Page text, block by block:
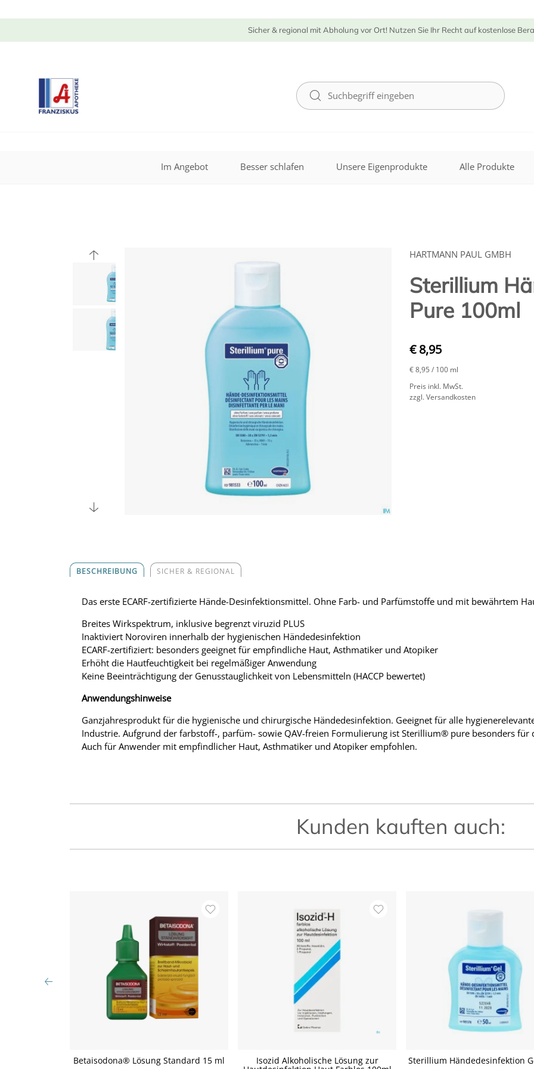
Sicher & regional mit Abholung vor Ort! Nutzen Sie Ihr Recht auf kostenlose
Im Angebot Besser schlafen Unsere Eigenprodukte Alle Produkte
HARTMANN PAUL GMBH
Sterillium
Pure 100ml
€ 8,95
€ 8,95 / 100 ml
Preis inkl. MwSt.
zzgl. Versandkosten
BESCHREIBUNG SICHER & REGIONAL
Das erste ECARF-zertifizierte Hände-Desinfektionsmittel. Ohne Farb- und Parfümstoffe und mit bewährtem
Breites Wirkspektrum, inklusive begrenzt viruzid PLUS
Inaktiviert Noroviren innerhalb der hygienischen Händedesinfektion
ECARF-zertifiziert: besonders geeignet für empfindliche Haut, Asthmatiker und Atopiker
Erhöht die Hautfeuchtigkeit bei regelmäßiger Anwendung
Keine Beeinträchtigung der Genusstauglichkeit von Lebensmitteln (HACCP bewertet)
Anwendungshinweise
Ganzjahresprodukt für die hygienische und chirurgische Händedesinfektion. Geeignet für alle
Industrie. Aufgrund der farbstoff-, parfüm- sowie QAV-freien Formulierung ist Sterillium® pure besonders für
Auch für Anwender mit empfindlicher Haut, Asthmatiker und Atopiker empfohlen.
Kunden kauften auch:
Betaisodona® Lösung Standard 15 ml
Isozid Alkoholische Lösung zur
Sterillium Händedesinfektion